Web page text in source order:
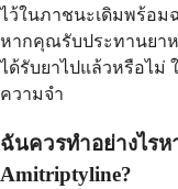
ไว้ในภาชนะเดิมพร้อม
หากคุณรับประทานยา
ได้รับยาไปแล้วหรือไม่
ความจำ
ฉันควรทำอย่างไร
Amitriptyline?